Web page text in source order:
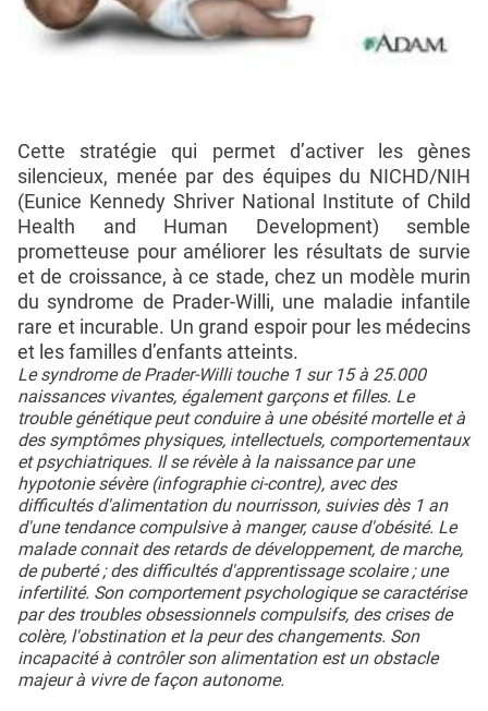
Cette stratégie qui permet d’activer les gènes
silencieux, menée par des équipes du NICHD/NIH
(Eunice Kennedy Shriver National Institute of Child
Health and Human Development) semble
prometteuse pour améliorer les résultats de survie
et de croissance, à ce stade, chez un modèle murin
du syndrome de Prader-Willi, une maladie infantile
rare et incurable. Un grand espoir pour les médecins
et les familles d’enfants atteints.
Le syndrome de Prader-Willi touche 1 sur 15 à 25.000
naissances vivantes, également garçons et filles. Le
trouble génétique peut conduire à une obésité mortelle et à
des symptômes physiques, intellectuels, comportementaux
et psychiatriques. Il se révèle à la naissance par une
hypotonie sévère (infographie ci-contre), avec des
difficultés d'alimentation du nourrisson, suivies dès 1 an
d'une tendance compulsive à manger, cause d'obésité. Le
malade connait des retards de développement, de marche,
de puberté ; des difficultés d'apprentissage scolaire ; une
infertilité. Son comportement psychologique se caractérise
par des troubles obsessionnels compulsifs, des crises de
colère, l'obstination et la peur des changements. Son
incapacité à contrôler son alimentation est un obstacle
majeur à vivre de façon autonome.